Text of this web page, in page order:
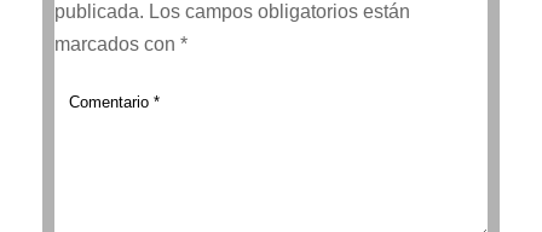
publicada. Los campos obligatorios están
marcados con *